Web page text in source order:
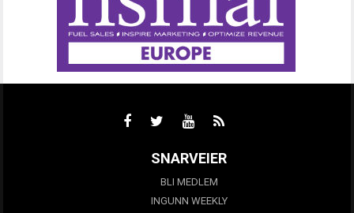
SNARVEIER
BLI MEDLEM
INGUNN WEEKLY